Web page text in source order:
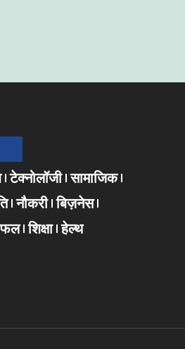
टेक्नोलॉजी सामाजिक
नौकरी बिज़नेस
शिक्षा हेल्थ